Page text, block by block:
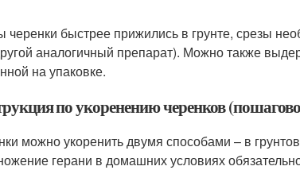
черенки быстрее прижились в грунте, срезы
аналогичный препарат). Можно также
на упаковке.
по укоренению черенков
можно укоренить двумя способами – в
герани в домашних условиях